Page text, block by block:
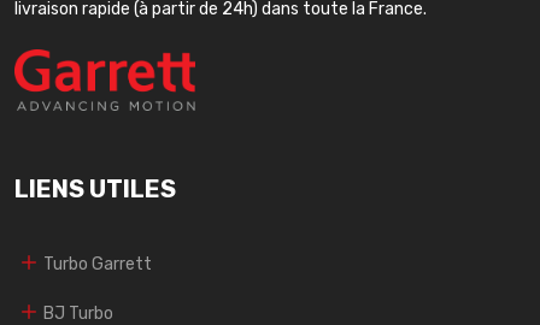
livraison rapide (à partir de 24h) dans toute la France.
LIENS UTILES
Turbo Garrett
BJ Turbo